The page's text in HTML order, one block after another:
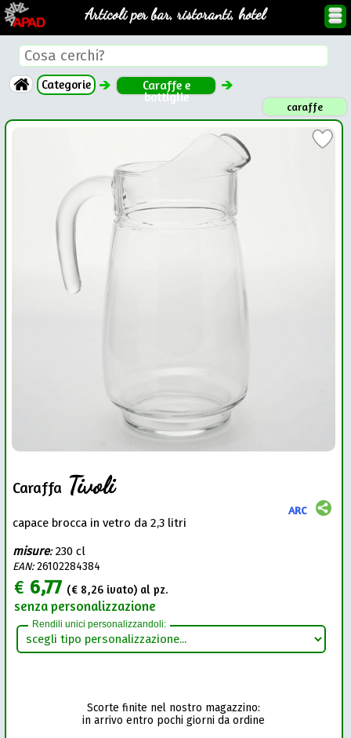
Articoli per bar, ristoranti, hotel
Categorie Caraffe e
bottiglie
caraffe
Caraffa Tivoli
ARC
capace brocca in vetro da 2,3 litri
misure:230 cl
EAN:26102284384
€ 6,77 (€ 8,26 ivato) al pz.
senza personalizzazione
Rendili unici personalizzandoli:
Scorte finite nel nostro magazzino:
in arrivo entro pochi giorni da ordine